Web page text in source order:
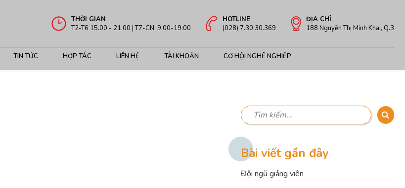
THỜI GIAN
T2-T6 15.00 - 21.00 | T7-CN: 9:00-19:00
HOTLINE
(028) 7.30.30.369
ĐỊA CHỈ
188 Nguyễn Thị Minh Khai, Q.3
TIN TỨC HỢP TÁC LIÊN HỆ TÀI KHOẢN CƠ HỘI NGHỀ NGHIỆP
Bài viết gần đây
Đội ngũ giảng viên